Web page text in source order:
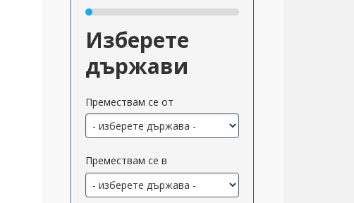
Изберете
държави
Премествам се от
Премествам се в